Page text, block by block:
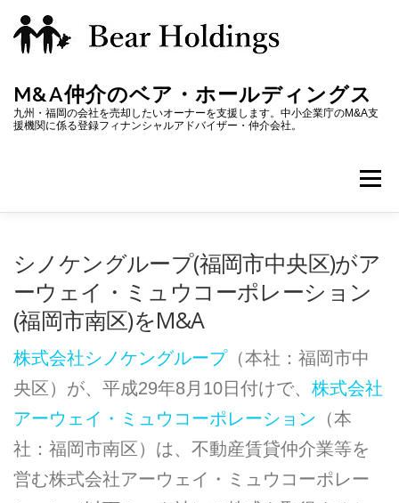
ン
ン
ツ
ッ
プ
M&A仲介のベア・ホールディングス
九州・福岡の会社を売却したいオーナーを支援します。中小企業庁のM&A支
援機関に係る登録フィナンシャルアドバイザー・仲介会社。
メニ
会社概要
シノケングループ(福岡市中央区)がア
ーウェイ・ミュウコーポレーション
(福岡市南区)をM&A
株式会社シノケングループ（本社：福岡市中
央区）が、平成29年8月10日付けで、 株式会社
アーウェイ・ミュウコーポレーション （本
社：福岡市南区）は、不動産賃貸仲介業等を
営む株式会社アーウェイ・ミュウコーポレー